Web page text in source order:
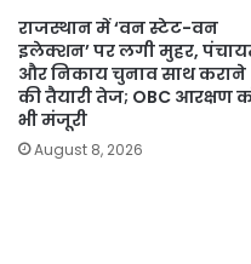
राजस्थान में ‘वन स्टेट-वन
इलेक्शन’ पर लगी मुहर,
और निकाय चुनाव साथ कराने
की तैयारी तेज; OBC आरक्षण
भी मंजूरी
August 8, 2026